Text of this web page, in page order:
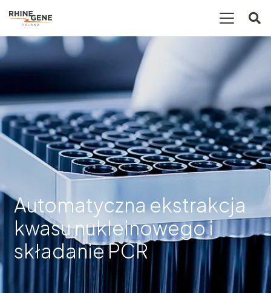
Automatyczna ekstrakcja
kwasu nukleinowego i
składanie PCR